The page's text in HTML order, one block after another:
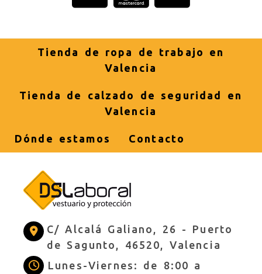
Tienda de ropa de trabajo en
Valencia
Tienda de calzado de seguridad en
Valencia
Dónde estamos Contacto
C/ Alcalá Galiano, 26 - Puerto
de Sagunto, 46520, Valencia
Lunes-Viernes: de 8:00 a